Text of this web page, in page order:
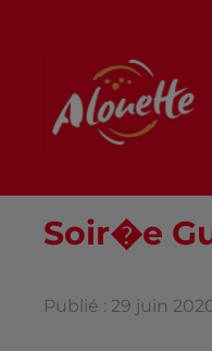
Soir�e
Publié : 29 juin